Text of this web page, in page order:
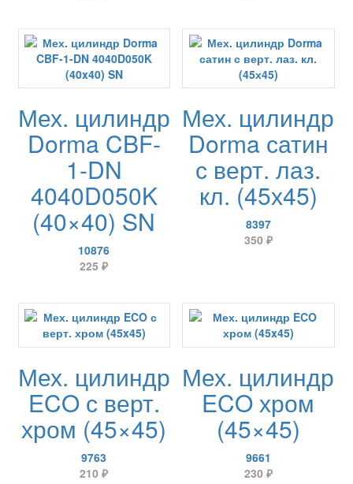
Мех. цилиндр
Dorma CBF-
1-DN
4040D050K
(40×40) SN
10876
225₽
Мех. цилиндр
Dorma сатин
с верт. лаз.
кл. (45х45)
8397
350 ₽
Мех. цилиндр
ECO с верт.
хром (45×45)
9763
210₽
Мех. цилиндр
ECO хром
(45×45)
9661
230 ₽